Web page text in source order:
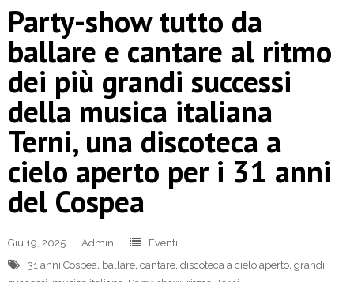
Party-show tutto da
ballare e cantare al ritmo
dei più grandi successi
della musica italiana
Terni, una discoteca a
cielo aperto per i 31 anni
del Cospea
Giu 19, 2025 Admin
Eventi
31 anni Cospea ballare cantare discoteca a cielo aperto grandi